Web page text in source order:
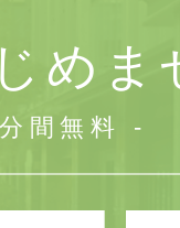
めま
間無料 -